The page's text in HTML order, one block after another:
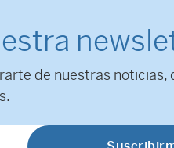
de nuestras noticias,